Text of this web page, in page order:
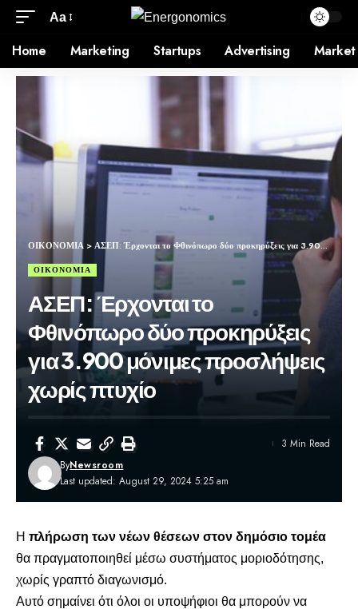
Aa
Home Marketing Startups Advertising Market
ΟΙΚΟΝΟΜΙΑ >ΑΣΕΠ: Έρχονται το Φθινόπωρο δύο προκηρύξεις για 3.900 μόνιμες προσλήψεις χωρίς πτυχίο
ΟΙΚΟΝΟΜΙΑ
ΑΣΕΠ: Έρχονται το
Φθινόπωρο δύο προκηρύξεις
για 3.900 μόνιμες προσλήψεις
χωρίς πτυχίο
Last updated: August 29, 2024 5:25 am
ByNewsroom
3 Min Read
Η πλήρωση των νέων θέσεων στον δημόσιο τομέα
θα πραγματοποιηθεί μέσω συστήματος μοριοδότησης,
χωρίς γραπτό διαγωνισμό.
Αυτό σημαίνει ότι όλοι οι υποψήφιοι θα μπορούν να